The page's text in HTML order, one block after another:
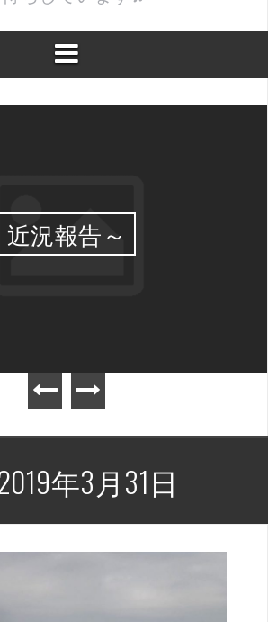
近況報告～
年3月31日